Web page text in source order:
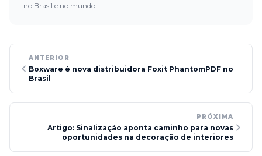
no Brasil e no mundo.
ANTERIOR
Boxware é nova distribuidora Foxit PhantomPDF no
Brasil
PRÓXIMA
Artigo: Sinalização aponta caminho para novas
oportunidades na decoração de interiores